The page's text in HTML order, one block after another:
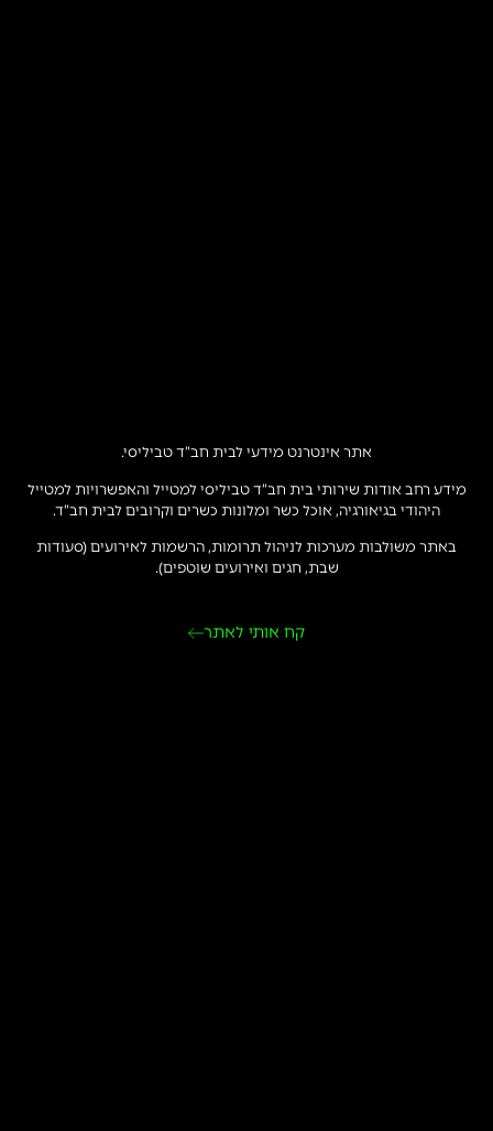
אתר אינטרנט מידעי לבית חב”ד טביליסי.
מידע רחב אודות שירותי בית חב”ד טביליסי למטייל והאפשרויות למטייל
היהודי בגיאורגיה, אוכל כשר ומלונות כשרים וקרובים לבית חב”ד.
באתר משולבות מערכות לניהול תרומות, הרשמות לאירועים (סעודות
שבת, חגים ואירועים שוטפים).
קח אותי לאתר